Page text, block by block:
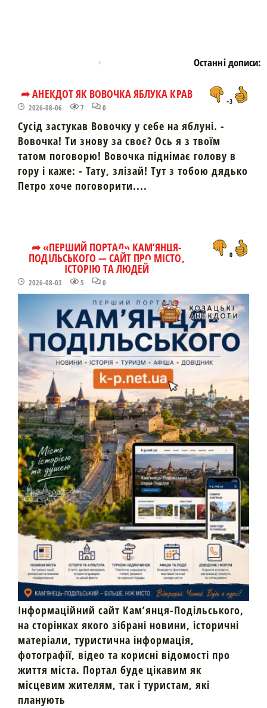
Останні дописи:
➦ АНЕКДОТ ЯК ВОВОЧКА ЯБЛУКА КРАВ
2026-08-06 7 0
+3
Сусід застукав Вовочку у себе на яблуні. -
Вовочка! Ти знову за своє? Ось я з твоїм
татом поговорю! Вовочка піднімає голову в
гору і каже: - Тату, злізай! Тут з тобою дядько
Петро хоче поговорити....
➦ «ПЕРШИЙ ПОРТАЛ» КАМ’ЯНЦЯ-
ПОДІЛЬСЬКОГО — САЙТ ПРО МІСТО,
ІСТОРІЮ ТА ЛЮДЕЙ
2026-08-03 5 0
0
Інформаційний сайт Кам’янця-Подільського,
на сторінках якого зібрані новини, історичні
матеріали, туристична інформація,
фотографії, відео та корисні відомості про
життя міста. Портал буде цікавим як
місцевим жителям, так і туристам, які
планують